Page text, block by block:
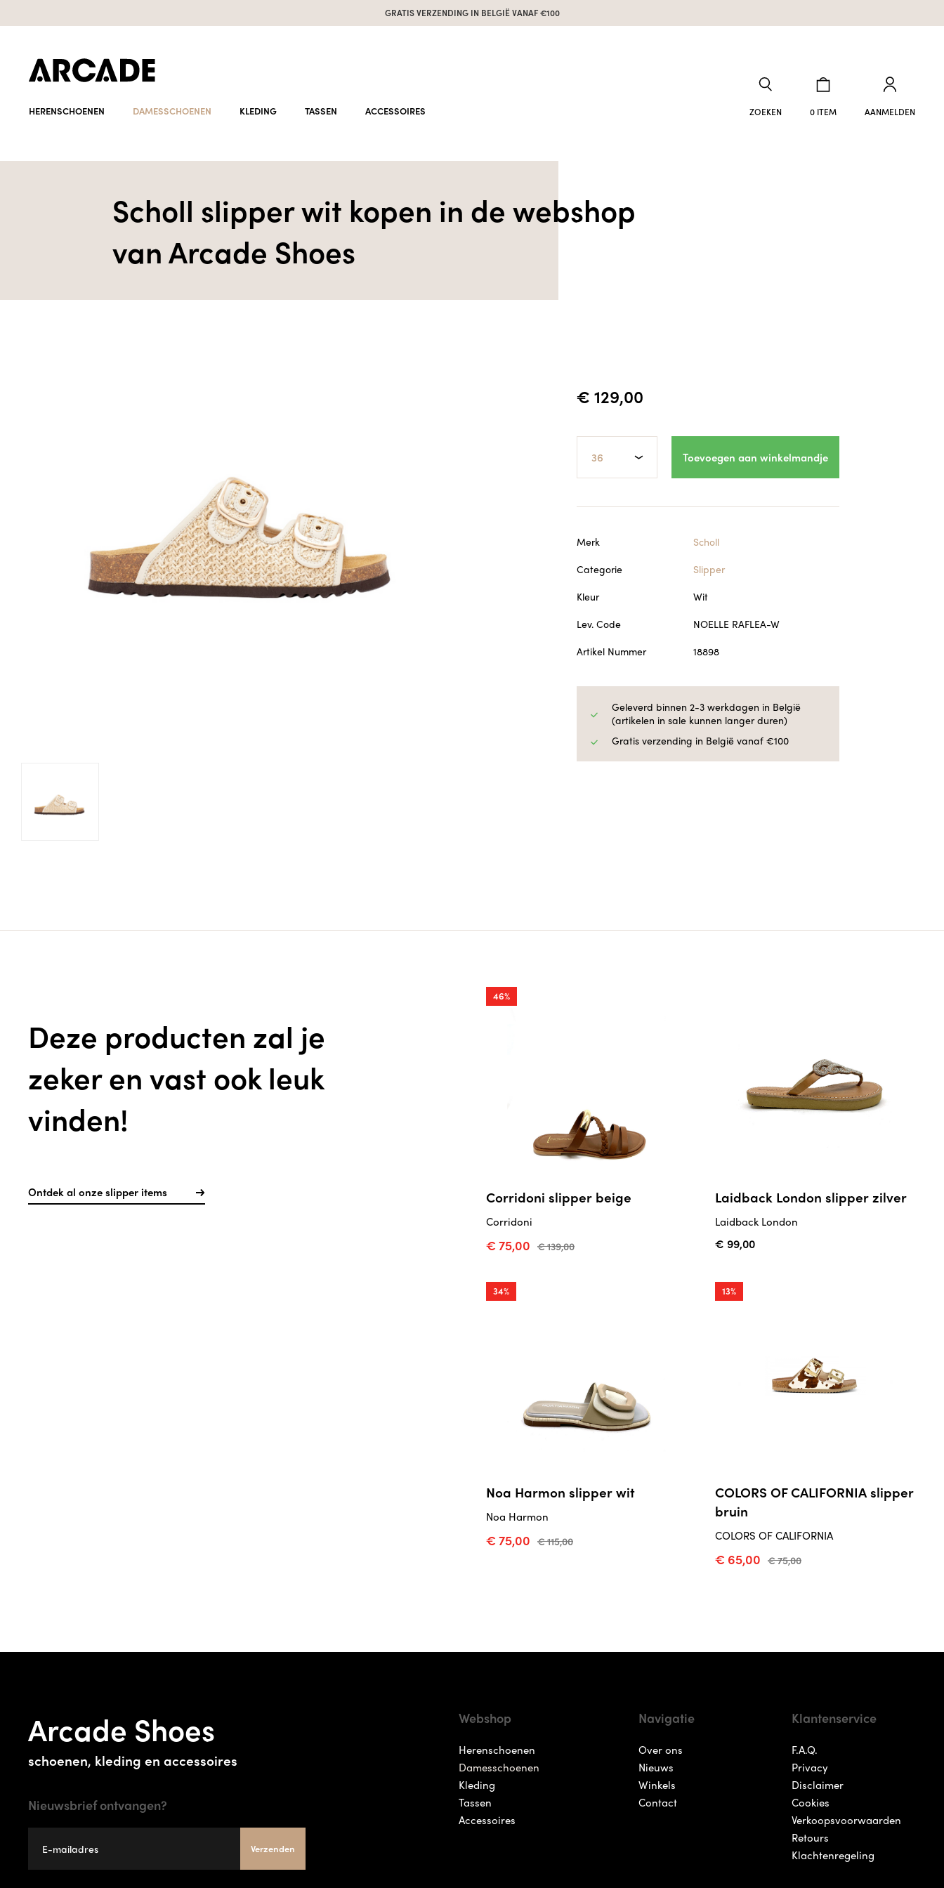
GRATIS VERZENDING IN BELGIË VANAF €100
HERENSCHOENEN DAMESSCHOENEN KLEDING TASSEN ACCESSOIRES ZOEKEN 0 ITEM AANMELDEN
Scholl slipper wit kopen in de webshop
van Arcade Shoes
€ 129,00
Toevoegen aan winkelmandje
Merk
Scholl
Categorie
Slipper
Kleur
Wit
Lev. Code
NOELLE RAFLEA-W
Artikel Nummer
18898
Geleverd binnen 2-3 werkdagen in België
(artikelen in sale kunnen langer duren)
Gratis verzending in België vanaf €100
Deze producten zal je
zeker en vast ook leuk
vinden!
Ontdek al onze slipper items
46%
Corridoni slipper beige
Corridoni
€ 75,00 € 139,00
Laidback London slipper zilver
Laidback London
€ 99,00
34%
Noa Harmon slipper wit
Noa Harmon
€ 75,00 € 115,00
13%
COLORS OF CALIFORNIA slipper
bruin
COLORS OF CALIFORNIA
€ 65,00 € 75,00
Arcade Shoes
schoenen, kleding en accessoires
Nieuwsbrief ontvangen?
Verzenden
Webshop
Herenschoenen
Damesschoenen
Kleding
Tassen
Accessoires
Navigatie
Over ons
Nieuws
Winkels
Contact
Klantenservice
F.A.Q.
Privacy
Disclaimer
Cookies
Verkoopsvoorwaarden
Retours
Klachtenregeling